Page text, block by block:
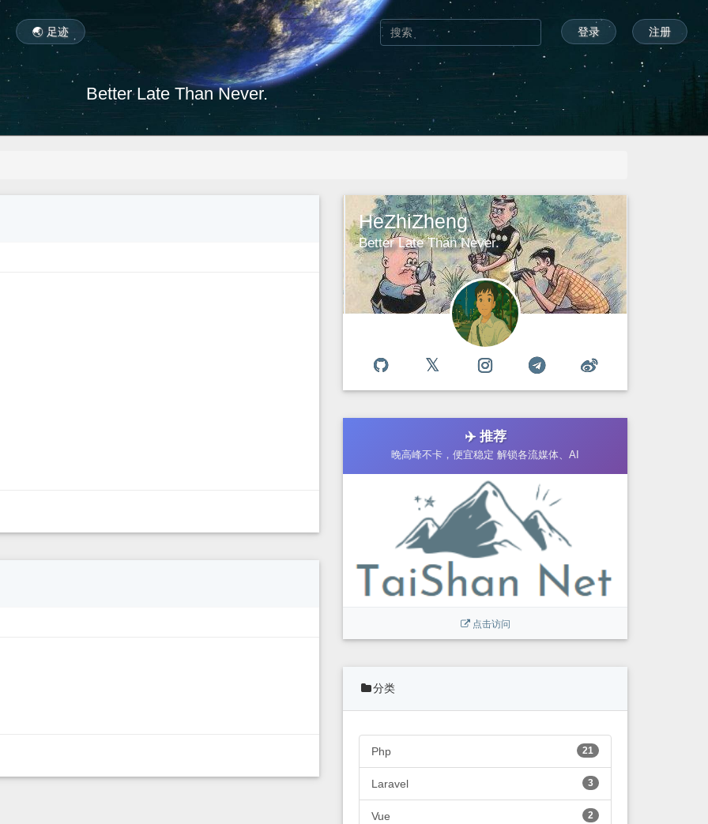
🌏 足迹 登录 注册
Better Late Than Never.
HeZhiZheng
Better Late Than Never.
✈️ 推荐
晚高峰不卡，便宜稳定 解锁各流媒体、AI
点击访问
分类
Php 21
Laravel 3
Vue 2